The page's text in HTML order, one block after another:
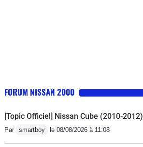
FORUM NISSAN 2000
[Topic Officiel] Nissan Cube (2010-2012)
Par smartboy le 08/08/2026 à 11:08